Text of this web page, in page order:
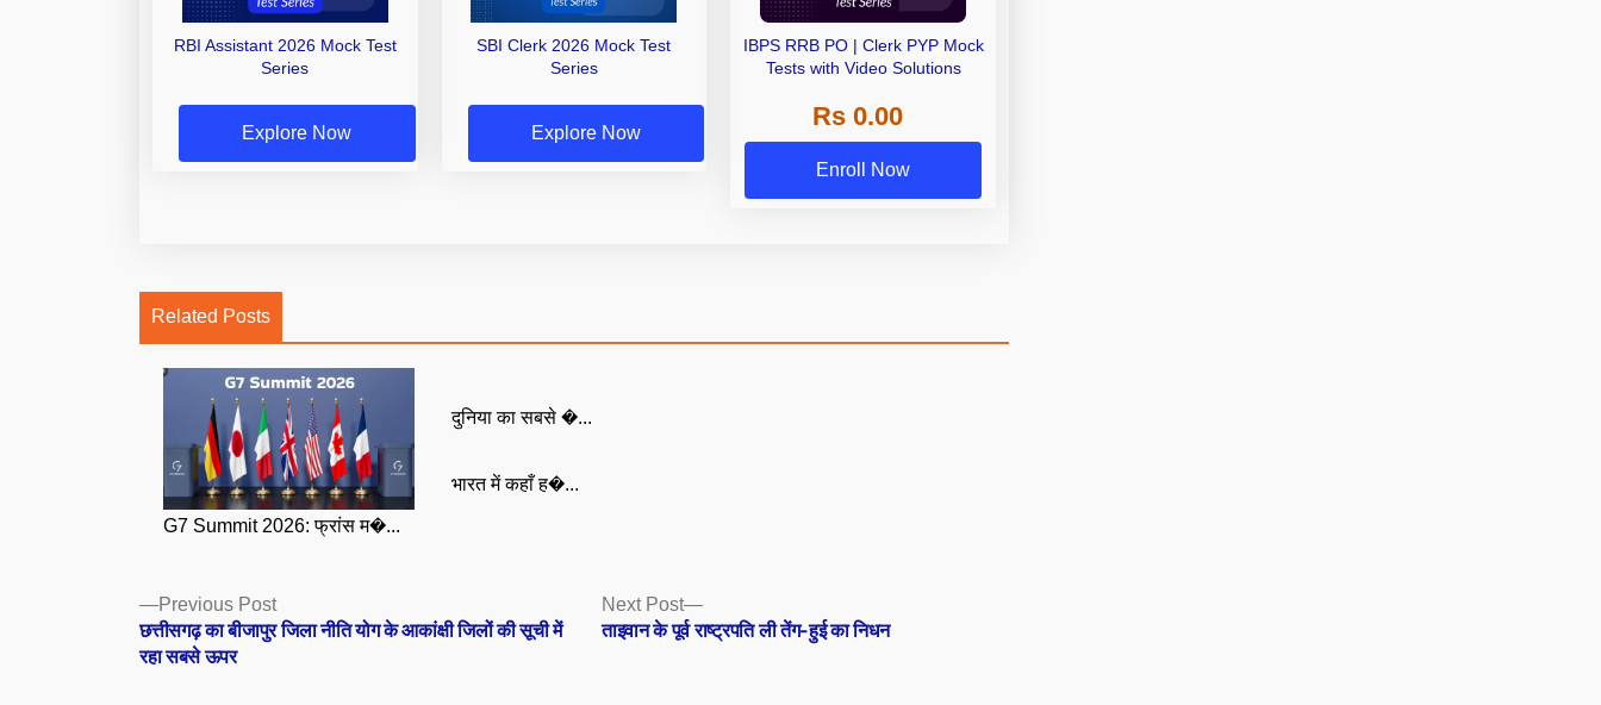
RBI Assistant 2026 Mock Test
Series
Explore Now
SBI Clerk 2026 Mock Test
Series
Explore Now
IBPS RRB PO | Clerk PYP Mock
Tests with Video Solutions
Rs 0.00
Enroll Now
Related Posts
G7 Summit 2026: फ्रांस म�...
दुनिया का सबसे �...
भारत में कहाँ ह�...
Posts
navigation
Previous PostPrevious
post:
छत्तीसगढ़ का बीजापुर जिला नीति योग के आकांक्षी जिलों की सूची में
रहा सबसे ऊपर
Next Post
Next
post:
ताइवान के पूर्व राष्ट्रपति ली तेंग-हुई का निधन